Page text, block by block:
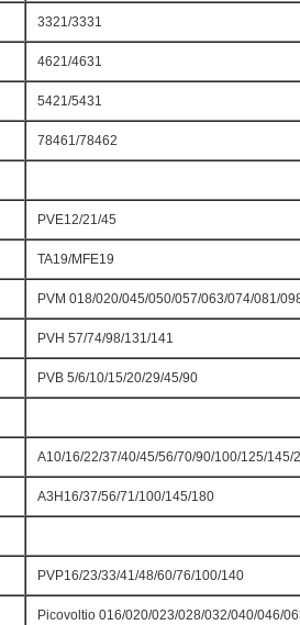
3321/3331
4621/4631
5421/5431
78461/78462
PVE12/21/45
TA19/MFE19
PVM 018/020/045/050/057/063/074/081/
PVH 57/74/98/131/141
PVB 5/6/10/15/20/29/45/90
A10/16/22/37/40/45/56/70/90/100/125/145/
A3H16/37/56/71/100/145/180
PVP16/23/33/41/48/60/76/100/140
Picovoltio 016/020/023/028/032/040/046/